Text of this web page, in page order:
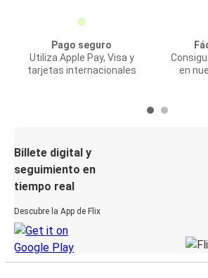
Pago seguro
Utiliza Apple Pay, Visa y
tarjetas internacionales
en
Billete digital y
seguimiento en
tiempo real
Descubre la App de Flix